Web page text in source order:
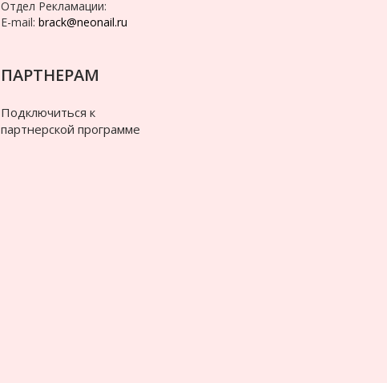
Отдел Рекламации:
E-mail: brack@neonail.ru
ПАРТНЕРАМ
Подключиться к
партнерской программе